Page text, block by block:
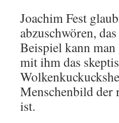
Joachim Fest
abzuschwören,
Beispiel kann
mit ihm das
Menschenbild der
ist.